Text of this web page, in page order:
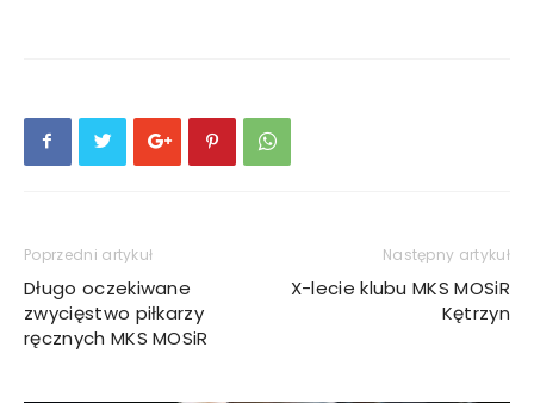
Poprzedni artykuł
Długo oczekiwane
zwycięstwo piłkarzy
ręcznych MKS MOSiR
Następny artykuł
X-lecie klubu MKS MOSiR
Kętrzyn